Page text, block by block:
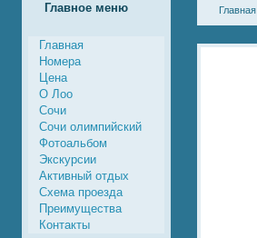
Главное меню
Главная
Номера
Цена
О Лоо
Сочи
Сочи олимпийский
Фотоальбом
Экскурсии
Активный отдых
Схема проезда
Преимущества
Контакты
Главная